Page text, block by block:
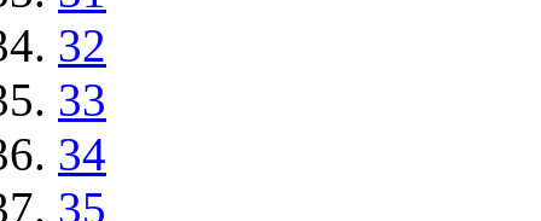
32
33
34
35